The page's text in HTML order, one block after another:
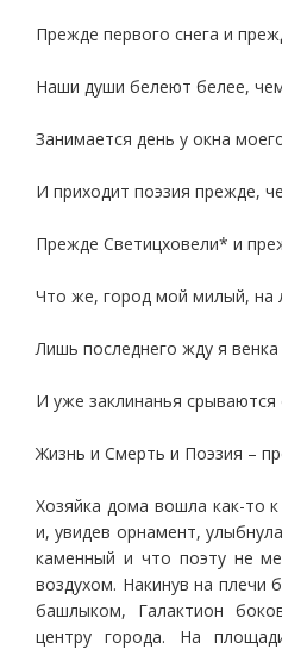
Прежде первого снега и
Наши души белеют белее,
Занимается день у окна
И приходит поэзия прежде,
Прежде Светицховели* и
Что же, город мой милый, на
Лишь последнего жду я венка
И уже заклинанья срываются
Жизнь и Смерть и Поэзия –
Хозяйка дома вошла как-то
и, увидев орнамент,
каменный и что поэту не
воздухом. Накинув на плечи
башлыком, Галактион
центру города. На